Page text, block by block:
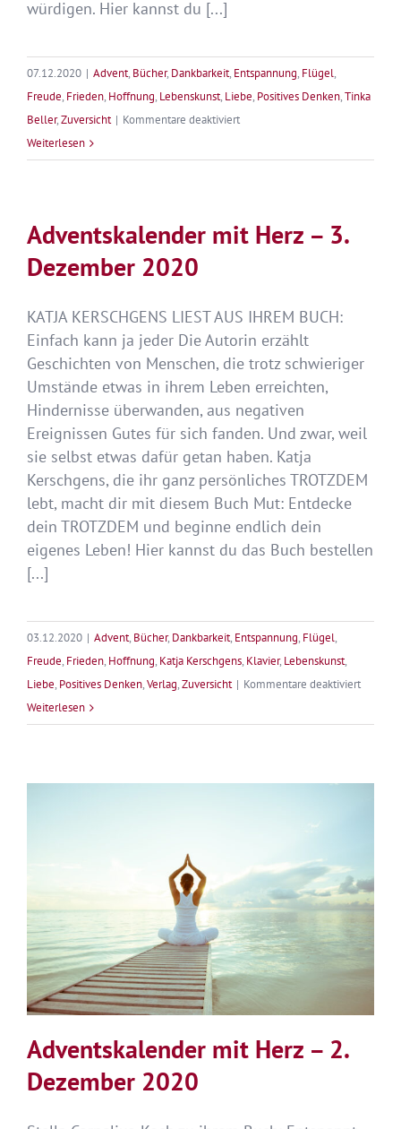
würdigen. Hier kannst du [...]
07.12.2020 | Advent, Bücher, Dankbarkeit, Entspannung, Flügel,
Freude, Frieden, Hoffnung, Lebenskunst, Liebe, Positives Denken,Tinka
Beller,Zuversicht | Kommentare deaktiviertfür
mit
7.
Weiterlesen
Adventskalender mit Herz – 3.
Dezember 2020
KATJA KERSCHGENS LIEST AUS IHREM BUCH:
Einfach kann ja jeder Die Autorin erzählt
Geschichten von Menschen, die trotz schwieriger
Umstände etwas in ihrem Leben erreichten,
Hindernisse überwanden, aus negativen
Ereignissen Gutes für sich fanden. Und zwar, weil
sie selbst etwas dafür getan haben. Katja
Kerschgens, die ihr ganz persönliches TROTZDEM
lebt, macht dir mit diesem Buch Mut: Entdecke
dein TROTZDEM und beginne endlich dein
eigenes Leben! Hier kannst du das Buch bestellen
[...]
03.12.2020 | Advent, Bücher, Dankbarkeit, Entspannung, Flügel,
Freude, Frieden, Hoffnung, Katja Kerschgens, Klavier, Lebenskunst,
Liebe, Positives Denken,Verlag,Zuversicht | Kommentare deaktiviertfür
mit
Weiterlesen
Adventskalender mit Herz – 2.
Dezember 2020